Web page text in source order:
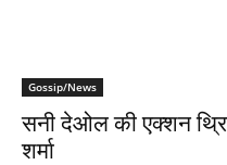
Gossip/News
सनी देओल की एक्शन
शर्मा